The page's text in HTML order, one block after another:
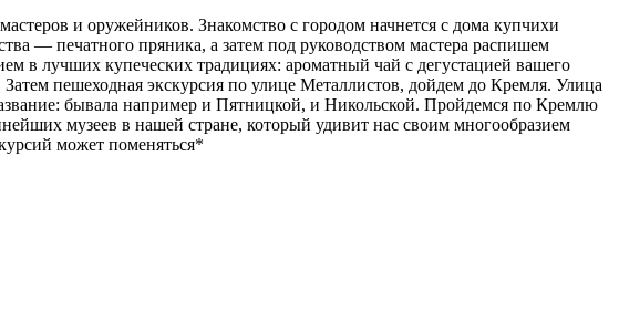
и оружейников. Знакомство с городом начнется с дома купчихи
— печатного пряника, а затем под руководством мастера распишем
в лучших купеческих традициях: ароматный чай с дегустацией вашего
пешеходная экскурсия по улице Металлистов, дойдем до Кремля. Улица
бывала например и Пятницкой, и Никольской. Пройдемся по Кремлю
музеев в нашей стране, который удивит нас своим многообразием
может поменяться*